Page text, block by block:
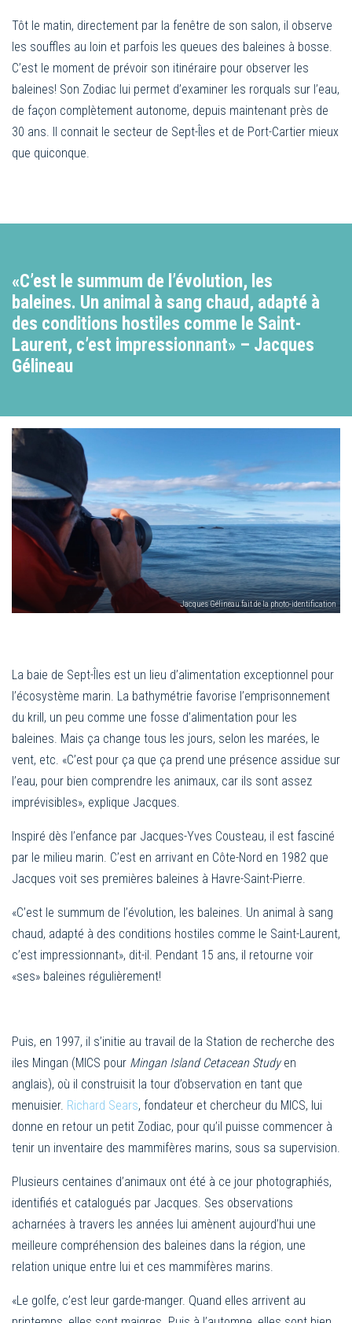
Tôt le matin, directement par la fenêtre de son salon, il observe
les souffles au loin et parfois les queues des baleines à bosse.
C’est le moment de prévoir son itinéraire pour observer les
baleines! Son Zodiac lui permet d’examiner les rorquals sur l’eau,
de façon complètement autonome, depuis maintenant près de
30 ans. Il connait le secteur de Sept-Îles et de Port-Cartier mieux
que quiconque.
«C’est le summum de l’évolution, les
baleines. Un animal à sang chaud, adapté à
des conditions hostiles comme le Saint-
Laurent, c’est impressionnant» – Jacques
Gélineau
Jacques Gélineau fait de la photo-identification
La baie de Sept-Îles est un lieu d’alimentation exceptionnel pour
l’écosystème marin. La bathymétrie favorise l’emprisonnement
du krill, un peu comme une fosse d’alimentation pour les
baleines. Mais ça change tous les jours, selon les marées, le
vent, etc. «C’est pour ça que ça prend une présence assidue sur
l’eau, pour bien comprendre les animaux, car ils sont assez
imprévisibles», explique Jacques.
Inspiré dès l’enfance par Jacques-Yves Cousteau, il est fasciné
par le milieu marin. C’est en arrivant en Côte-Nord en 1982 que
Jacques voit ses premières baleines à Havre-Saint-Pierre.
«C’est le summum de l’évolution, les baleines. Un animal à sang
chaud, adapté à des conditions hostiles comme le Saint-Laurent,
c’est impressionnant», dit-il. Pendant 15 ans, il retourne voir
«ses» baleines régulièrement!
Puis, en 1997, il s’initie au travail de la Station de recherche des
iles Mingan (MICS pour Mingan Island Cetacean Studyen
anglais), où il construisit la tour d’observation en tant que
menuisier. Richard Sears, fondateur et chercheur du MICS, lui
donne en retour un petit Zodiac, pour qu’il puisse commencer à
tenir un inventaire des mammifères marins, sous sa supervision.
Plusieurs centaines d’animaux ont été à ce jour photographiés,
identifiés et catalogués par Jacques. Ses observations
acharnées à travers les années lui amènent aujourd’hui une
meilleure compréhension des baleines dans la région, une
relation unique entre lui et ces mammifères marins.
«Le golfe, c’est leur garde-manger. Quand elles arrivent au